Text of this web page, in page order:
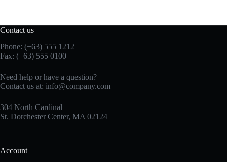
Contact us
Phone: (+63) 555 1212
Fax: (+63) 555 0100
Need help or have a question?
Contact us at: info@company.com
304 North Cardinal
St. Dorchester Center, MA 02124
Account